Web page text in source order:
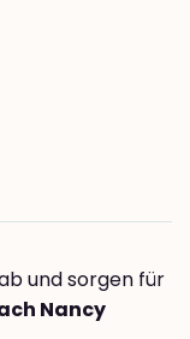
und sorgen für
Nancy